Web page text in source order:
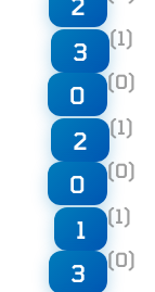
3 (1)
0 (0)
2 (1)
0 (0)
1 (1)
3 (0)